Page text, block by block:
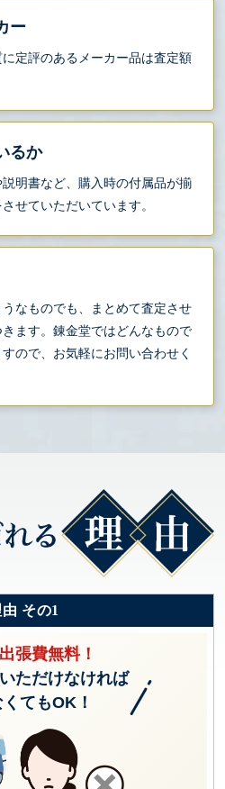
ー
定評のあるメーカー品は査定額
るか
明書など、購入時の付属品が揃
せていただいています。
なものでも、まとめて査定させ
ます。錬金堂ではどんなもので
ので、お気軽にお問い合わせく
その1
張費無料！
ただけなければ
てもOK！